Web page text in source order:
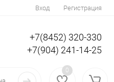
Вход Регистрация
+7(8452) 320-330
+7(904) 241-14-25
0